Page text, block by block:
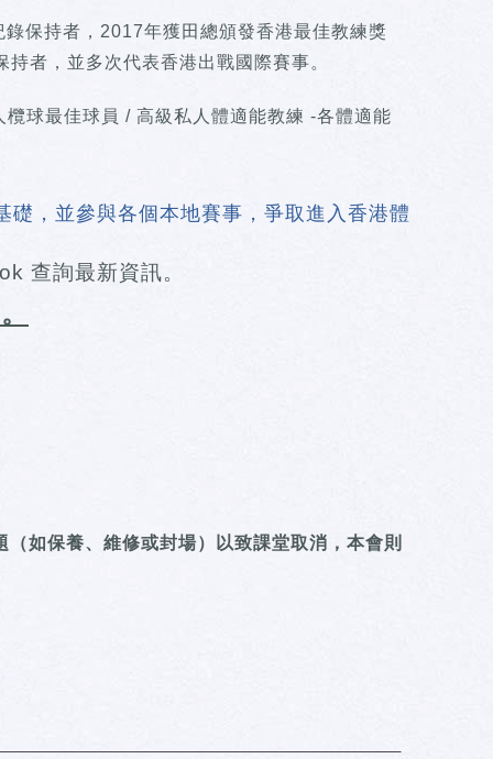
保持者，2017年獲田總頒發香港最佳教練獎
者，並多次代表香港出戰國際賽事。
球最佳球員 / 高級私人體適能教練 -各體適能
，並參與各個本地賽事，爭取進入香港體
查詢最新資訊。
如保養、維修或封場）以致課堂取消，本會則